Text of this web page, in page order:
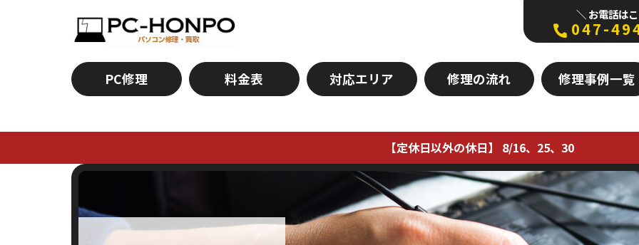
＼ お電話は
047-
PC修理 料金表 対応エリア 修理の流れ 修理事例一覧
【定休日以外の休日】 8/16、25、30